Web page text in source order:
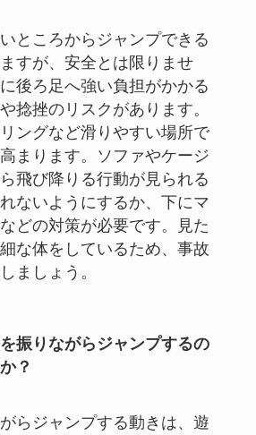
ところからジャンプできる
すが、安全とは限りませ
後ろ足へ強い負担がかかる
捻挫のリスクがあります。
ングなど滑りやすい場所で
まります。ソファやケージ
飛び降りる行動が見られる
ないようにするか、下にマ
どの対策が必要です。見た
な体をしているため、事故
ましょう。
振りながらジャンプするの
？
らジャンプする動きは、遊